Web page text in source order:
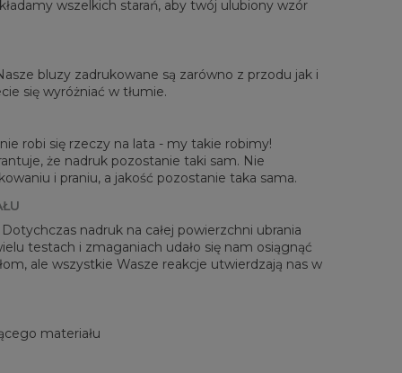
rękawów
63 64 65 66 66
wszelkich starań, aby twój ulubiony wzór
bluzy zadrukowane są zarówno z przodu jak i
się wyróżniać w tłumie.
robi się rzeczy na lata - my takie robimy!
że nadruk pozostanie taki sam. Nie
i praniu, a jakość pozostanie taka sama.
nadruk na całej powierzchni ubrania
testach i zmaganiach udało się nam osiągnąć
ale wszystkie Wasze reakcje utwierdzają nas w
materiału